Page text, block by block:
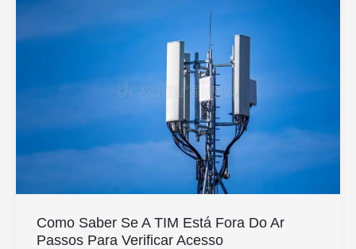
Como Saber Se A TIM Está Fora Do Ar
Passos Para Verificar Acesso